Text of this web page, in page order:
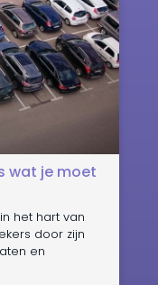
wat je moet
het hart van
door zijn
en